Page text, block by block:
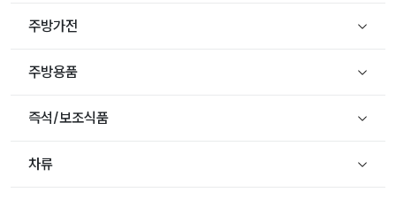
주방가전
주방용품
즉석/보조식품
차류